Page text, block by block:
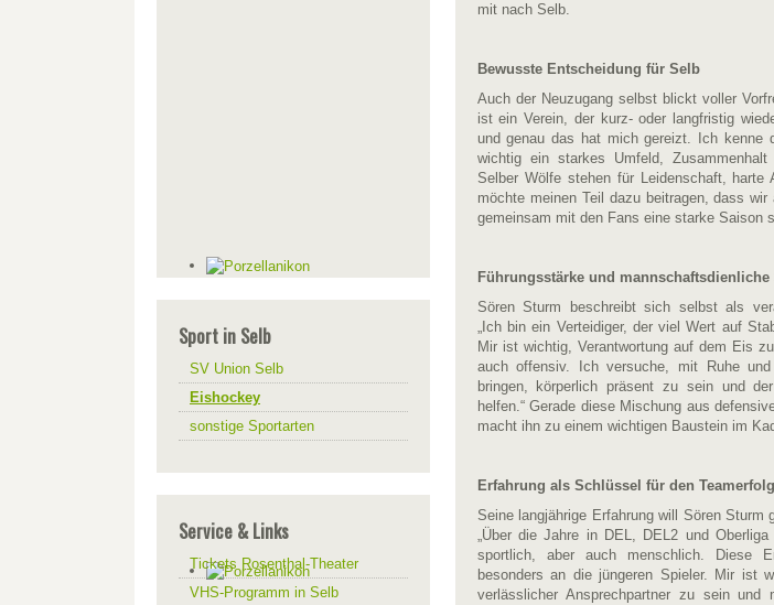
Sport in Selb
SV Union Selb
Eishockey
sonstige Sportarten
Service & Links
Tickets Rosenthal-Theater
VHS-Programm in Selb
mit nach Selb.
Bewusste Entscheidung für Selb
Auch der Neuzugang selbst blickt voller
ist ein Verein, der kurz- oder langfristig
und genau das hat mich gereizt. Ich kenne
wichtig ein starkes Umfeld,
Selber Wölfe stehen für Leidenschaft,
möchte meinen Teil dazu beitragen, dass
gemeinsam mit den Fans eine starke Saison
Führungsstärke und mannschaftsdienliche
Sören Sturm beschreibt sich selbst als
„Ich bin ein Verteidiger, der viel Wert auf
Mir ist wichtig, Verantwortung auf dem Eis
auch offensiv. Ich versuche, mit Ruhe
bringen, körperlich präsent zu sein und
helfen.“ Gerade diese Mischung aus
macht ihn zu einem wichtigen Baustein im
Erfahrung als Schlüssel für den Teamerfolg
Seine langjährige Erfahrung will Sören Sturm
„Über die Jahre in DEL, DEL2 und
sportlich, aber auch menschlich. Diese
besonders an die jüngeren Spieler. Mir ist
verlässlicher Ansprechpartner zu sein und